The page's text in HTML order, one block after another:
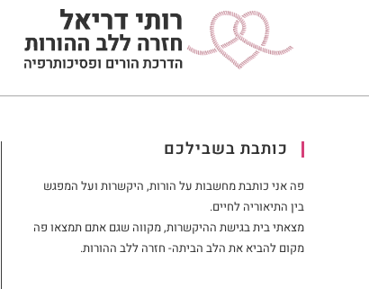
כותבת בשבילכם
פה אני כותבת מחשבות על הורות, היקשרות ועל המפגש
בין התיאוריה לחיים.
מצאתי בית בגישת ההיקשרות, מקווה שגם אתם תמצאו פה
מקום להביא את הלב הביתה- חזרה ללב ההורות.